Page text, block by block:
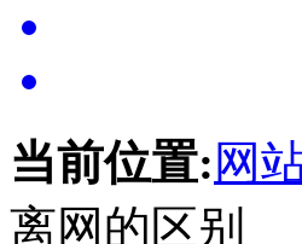
当前位置: 网
离网的区别